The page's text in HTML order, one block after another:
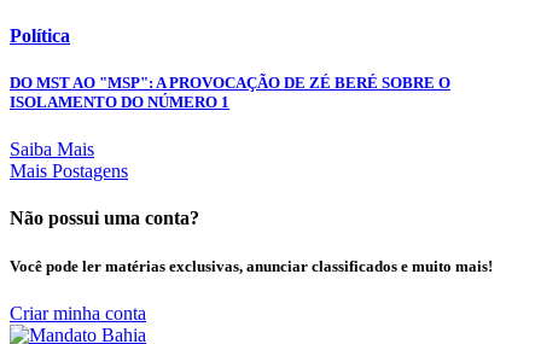
Política
DO MST AO "MSP": A PROVOCAÇÃO DE ZÉ BERÉ SOBRE O
ISOLAMENTO DO NÚMERO 1
Saiba Mais
Mais Postagens
Não possui uma conta?
Você pode ler matérias exclusivas, anunciar classificados e muito mais!
Criar minha conta